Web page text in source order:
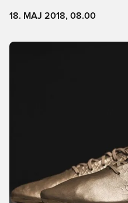
18. MAJ 2018, 08.00